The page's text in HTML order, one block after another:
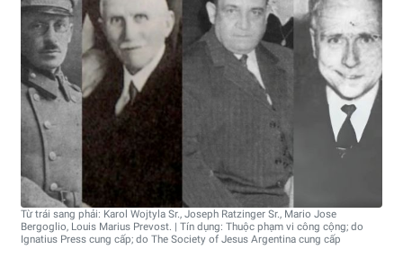
Từ trái sang phải: Karol Wojtyla Sr., Joseph Ratzinger Sr., Mario Jose
Bergoglio, Louis Marius Prevost. | Tín dụng: Thuộc phạm vi công cộng; do
Ignatius Press cung cấp; do The Society of Jesus Argentina cung cấp